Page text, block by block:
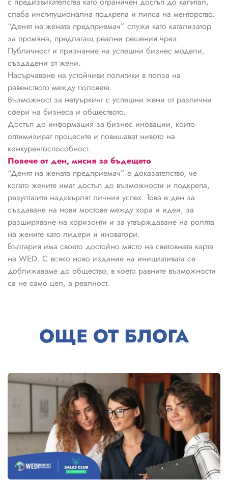
слаба институционална подкрепа и липса на менторство.
“Денят на жената предприемач” служи като катализатор
за промяна, предлагащ реални решения чрез:
Публичност и признание на успешни бизнес модели,
създадени от жени.
Насърчаване на устойчиви политики в полза на
равенството между половете.
Възможност за нетуъркинг с успешни жени от различни
сфери на бизнеса и обществото.
Достъп до информация за бизнес иновации, които
оптимизират процесите и повишават нивото на
конкурентоспособност.
Повече от ден, мисия за бъдещето
“Денят на жената предприемач” е доказателство, че
когато жените имат достъп до възможности и подкрепа,
резултатите надхвърлят личния успех. Това е ден за
създаване на нови мостове между хора и идеи, за
разширяване на хоризонти и за утвърждаване на ролята
на жените като лидери и иноватори.
България има своето достойно място на световната карта
на WED. С всяко ново издание на инициативата се
доближаваме до общество, в което равните възможности
са не само цел, а реалност.
ОЩЕ ОТ БЛОГА